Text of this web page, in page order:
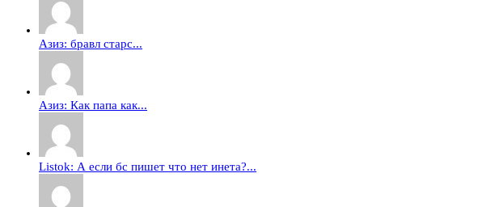
Азиз: бравл старс...
Азиз: Как папа как...
Listok: А если бс пишет что нет инета?...